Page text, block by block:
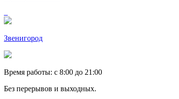
Звенигород
Время работы: c 8:00 до 21:00
Без перерывов и выходных.